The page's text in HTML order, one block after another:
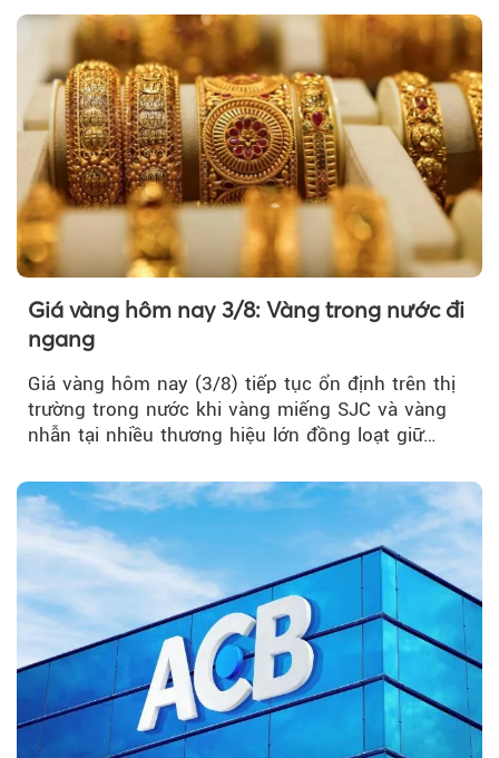
Giá vàng hôm nay 3/8: Vàng trong nước đi
ngang
Giá vàng hôm nay (3/8) tiếp tục ổn định trên thị
trường trong nước khi vàng miếng SJC và vàng
nhẫn tại nhiều thương hiệu lớn đồng loạt giữ